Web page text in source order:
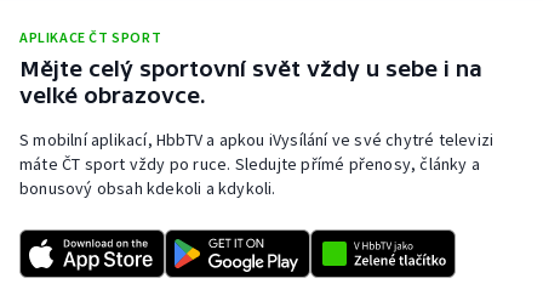
Ragby
Rychlobruslení
Rychlostní kanoistika
Short track
Sportovní střelba
APLIKACE ČT SPORT
Mějte celý sportovní svět vždy u sebe i na
velké obrazovce.
S mobilní aplikací, HbbTV a apkou iVysílání ve své chytré televizi
máte ČT sport vždy po ruce. Sledujte přímé přenosy, články a
bonusový obsah kdekoli a kdykoli.